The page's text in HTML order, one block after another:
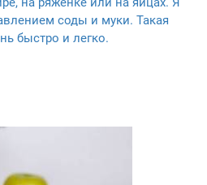
соды и муки. Такая
быстро и легко.